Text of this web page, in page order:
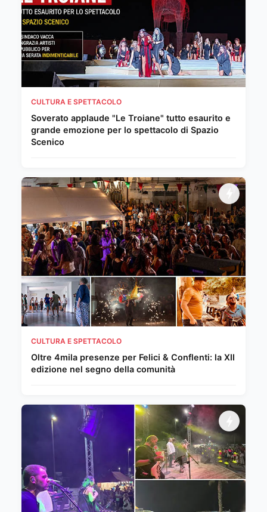
CULTURA E SPETTACOLO
Soverato applaude "Le Troiane" tutto esaurito e
grande emozione per lo spettacolo di Spazio
Scenico
CULTURA E SPETTACOLO
Oltre 4mila presenze per Felici & Conflenti: la XII
edizione nel segno della comunità